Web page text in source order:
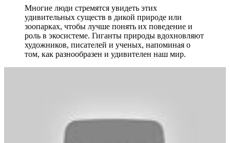
Многие люди стремятся увидеть этих
удивительных существ в дикой природе или
зоопарках, чтобы лучше понять их поведение и
роль в экосистеме. Гиганты природы вдохновляют
художников, писателей и ученых, напоминая о
том, как разнообразен и удивителен наш мир.